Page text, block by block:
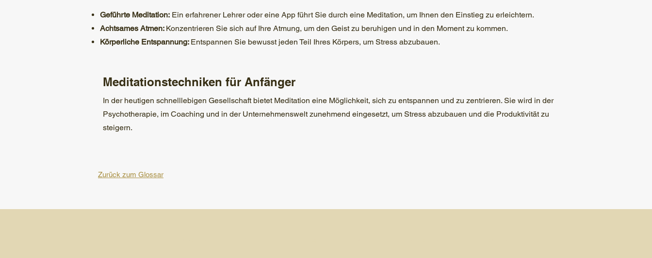
Geführte Meditation: Ein erfahrener Lehrer oder eine App führt Sie durch eine Meditation, um Ihnen den Einstieg zu erleichtern.
Achtsames Atmen: Konzentrieren Sie sich auf Ihre Atmung, um den Geist zu beruhigen und in den Moment zu kommen.
Körperliche Entspannung: Entspannen Sie bewusst jeden Teil Ihres Körpers, um Stress abzubauen.
Meditationstechniken für Anfänger
In der heutigen schnelllebigen Gesellschaft bietet Meditation eine Möglichkeit, sich zu entspannen und zu zentrieren. Sie wird in der
Psychotherapie, im Coaching und in der Unternehmenswelt zunehmend eingesetzt, um Stress abzubauen und die Produktivität zu
steigern.
Zurück zum Glossar